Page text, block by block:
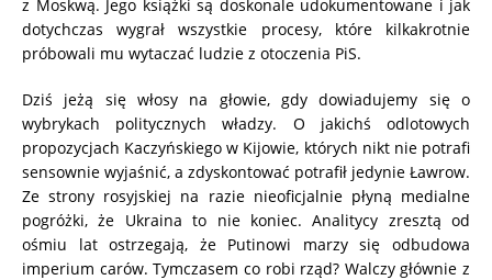
z Moskwą. Jego książki są doskonale udokumentowane i jak
dotychczas wygrał wszystkie procesy, które kilkakrotnie
próbowali mu wytaczać ludzie z otoczenia PiS.
Dziś jeżą się włosy na głowie, gdy dowiadujemy się o
wybrykach politycznych władzy. O jakichś odlotowych
propozycjach Kaczyńskiego w Kijowie, których nikt nie potrafi
sensownie wyjaśnić, a zdyskontować potrafił jedynie Ławrow.
Ze strony rosyjskiej na razie nieoficjalnie płyną medialne
pogróżki, że Ukraina to nie koniec. Analitycy zresztą od
ośmiu lat ostrzegają, że Putinowi marzy się odbudowa
imperium carów. Tymczasem co robi rząd? Walczy głównie z